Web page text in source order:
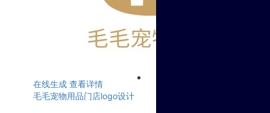
在线生成 查看详情
毛毛宠物用品门店logo设计